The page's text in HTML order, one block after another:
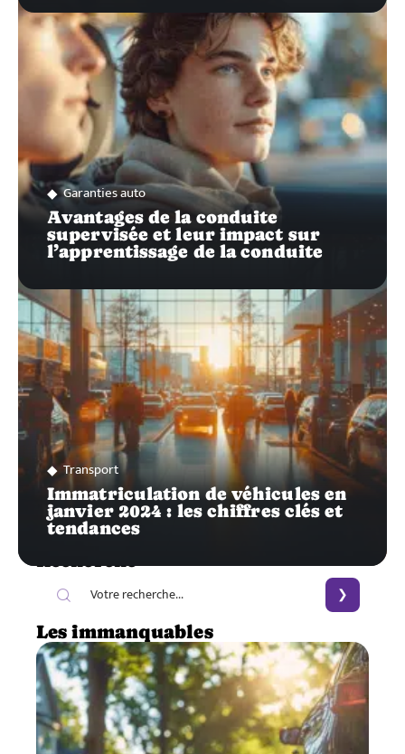
Garanties auto
Avantages de la conduite
supervisée et leur impact sur
l’apprentissage de la conduite
Transport
Immatriculation de véhicules en
janvier 2024 : les chiffres clés et
tendances
Recherche
Les immanquables